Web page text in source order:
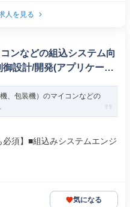
人を見る
ンなどの組込システム向
設計/開発(アプリケーシ
、包装機）のマイコンなどの
須】■組込みシステムエンジ
気になる